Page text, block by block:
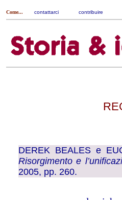
Come... contattarci contribuire
DEREK BEALESe
Risorgimento e
2005, pp. 260.